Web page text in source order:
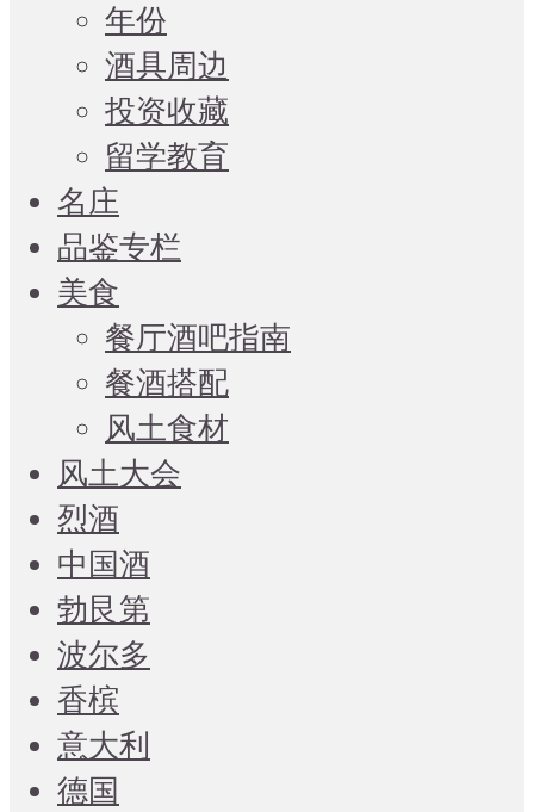
年份
酒具周边
投资收藏
留学教育
名庄
品鉴专栏
美食
餐厅酒吧指南
餐酒搭配
风土食材
风土大会
烈酒
中国酒
勃艮第
波尔多
香槟
意大利
德国